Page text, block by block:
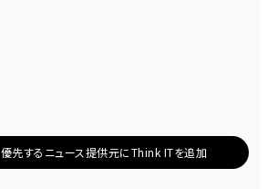
優先するニュース提供元にThink ITを追加